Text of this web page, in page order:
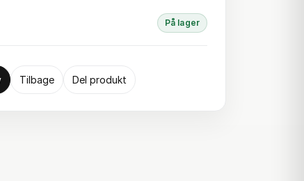
På lager
Tilbage Del produkt